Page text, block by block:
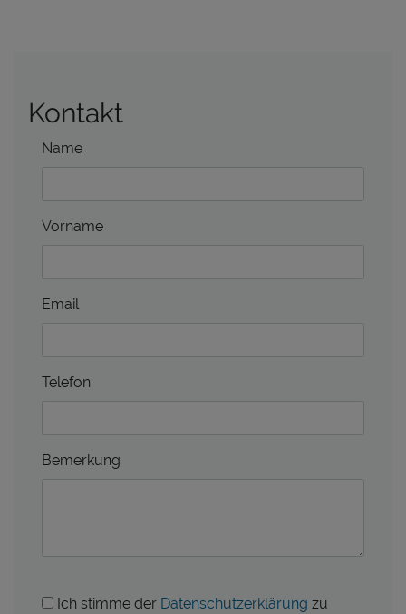
Kontakt
Name
Vorname
Email
Telefon
Bemerkung
Ich stimme der Datenschutzerklärung zu